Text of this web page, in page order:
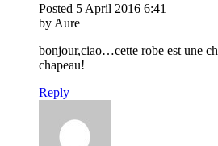
Posted 5 April 2016 6:41
by Aure
bonjour,ciao…cette robe est une
chapeau!
Reply